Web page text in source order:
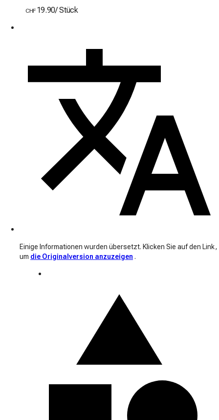
CHF 19.90/ Stück
Einige Informationen wurden übersetzt. Klicken Sie auf den Link,
um die Originalversion anzuzeigen .